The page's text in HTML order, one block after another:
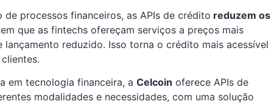
de processos financeiros, as APIs de crédito reduzem os
que as fintechs ofereçam serviços a preços mais
reduzido. Isso torna o crédito mais acessível
em tecnologia financeira, a Celcoin oferece APIs de
modalidades e necessidades, com uma solução